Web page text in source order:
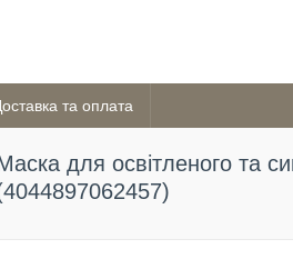
та оплата
для освітленого та